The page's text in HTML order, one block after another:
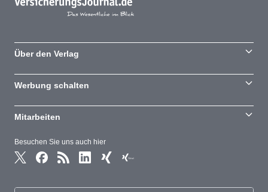
Besuchen Sie uns auch hier
Über den Verlag
Werbung schalten
Mitarbeiten